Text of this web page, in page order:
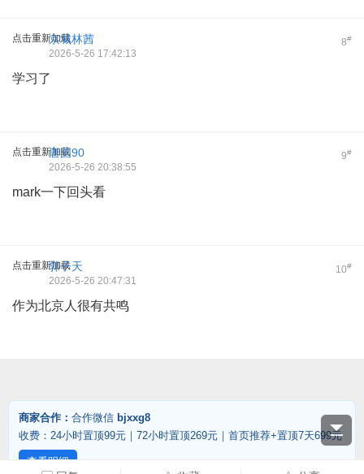
点击重新加载 8#
京城林茜
2026-5-26 17:42:13
学习了
点击重新加载 9#
唐国90
2026-5-26 20:38:55
mark一下回头看
点击重新加载 10#
郭子天
2026-5-26 20:47:31
作为北京人很有共鸣
商家合作： 合作微信 bjxxg8
收费：24小时置顶99元｜72小时置顶269元｜首页推荐+置顶7天699元
查看明细